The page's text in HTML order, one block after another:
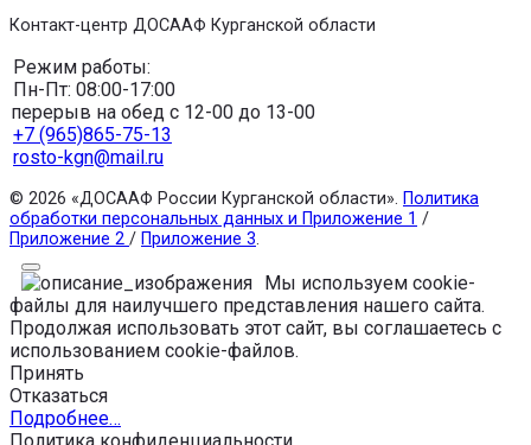
Контакт-центр ДОСААФ Курганской области
Режим работы:
Пн-Пт: 08:00-17:00
перерыв на обед с 12-00 до 13-00
+7 (965)865-75-13
rosto-kgn@mail.ru
© 2026 «ДОСААФ России Курганской области». Политика
обработки персональных данных и Приложение 1 /
Приложение 2 / Приложение 3.
Мы используем cookie-
файлы для наилучшего представления нашего сайта.
Продолжая использовать этот сайт, вы соглашаетесь с
использованием cookie-файлов.
Принять
Отказаться
Подробнее…